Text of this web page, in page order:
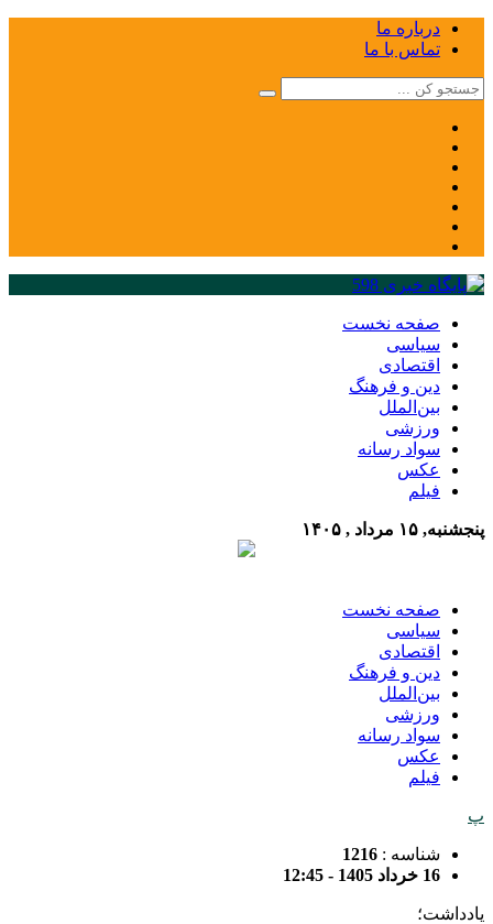
درباره ما
تماس با ما
صفحه نخست
سیاسی
اقتصادی
دین و فرهنگ
بین‌الملل
ورزشی
سواد رسانه
عکس
فیلم
پنجشنبه, ۱۵ مرداد , ۱۴۰۵
صفحه نخست
سیاسی
اقتصادی
دین و فرهنگ
بین‌الملل
ورزشی
سواد رسانه
عکس
فیلم
پ
شناسه : 1216
16 خرداد 1405 - 12:45
یادداشت؛